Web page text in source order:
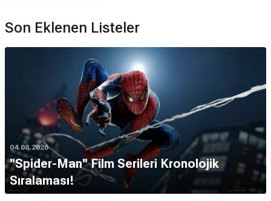
Son Eklenen Listeler
04.08.2026
''Spider-Man'' Film Serileri Kronolojik
Sıralaması!